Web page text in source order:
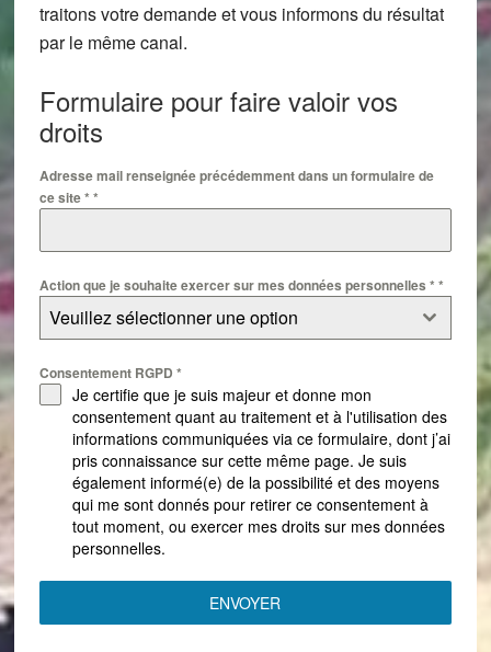
traitons votre demande et vous informons du résultat
par le même canal.
Formulaire pour faire valoir vos
droits
Adresse mail renseignée précédemment dans un formulaire de
ce site * *
Action que je souhaite exercer sur mes données personnelles * *
Veuillez sélectionner une option
Consentement RGPD *
Je certifie que je suis majeur et donne mon
consentement quant au traitement et à l'utilisation des
informations communiquées via ce formulaire, dont j’ai
pris connaissance sur cette même page. Je suis
également informé(e) de la possibilité et des moyens
qui me sont donnés pour retirer ce consentement à
tout moment, ou exercer mes droits sur mes données
personnelles.
ENVOYER